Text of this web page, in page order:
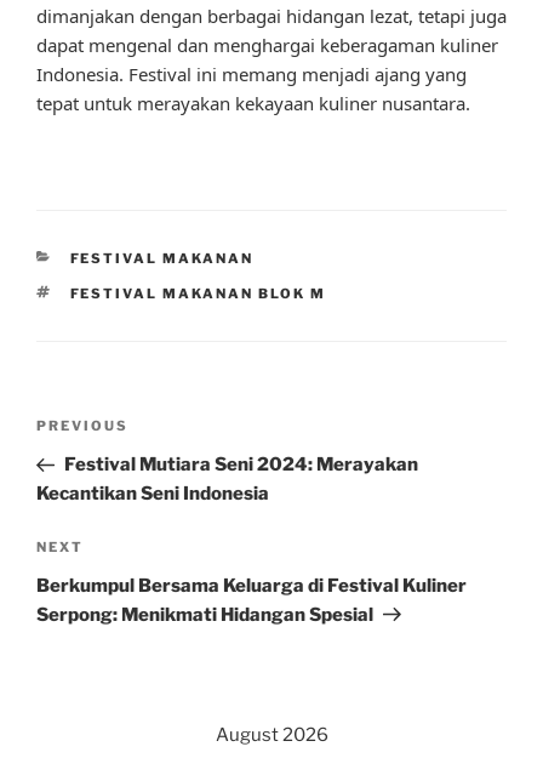
dimanjakan dengan berbagai hidangan lezat, tetapi juga
dapat mengenal dan menghargai keberagaman kuliner
Indonesia. Festival ini memang menjadi ajang yang
tepat untuk merayakan kekayaan kuliner nusantara.
CATEGORIES
FESTIVAL MAKANAN
TAGS
FESTIVAL MAKANAN BLOK M
Previous
Post
PREVIOUS
Festival Mutiara Seni 2024: Merayakan
Kecantikan Seni Indonesia
Next
Post
NEXT
Berkumpul Bersama Keluarga di Festival Kuliner
Serpong: Menikmati Hidangan Spesial
August 2026